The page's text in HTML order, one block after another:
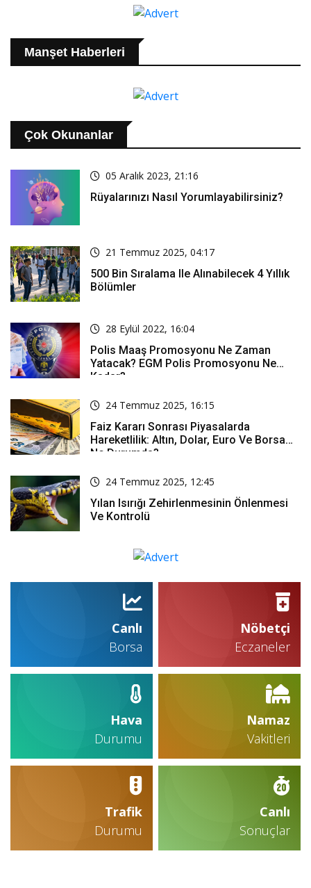
Manşet Haberleri
Çok Okunanlar
05 Aralık 2023, 21:16
Rüyalarınızı Nasıl Yorumlayabilirsiniz?
21 Temmuz 2025, 04:17
500 Bin Sıralama Ile Alınabilecek 4 Yıllık
Bölümler
28 Eylül 2022, 16:04
Polis Maaş Promosyonu Ne Zaman
Yatacak? EGM Polis Promosyonu Ne
Kadar?
24 Temmuz 2025, 16:15
Faiz Kararı Sonrası Piyasalarda
Hareketlilik: Altın, Dolar, Euro Ve Borsa
Ne Durumda?
24 Temmuz 2025, 12:45
Yılan Isırığı Zehirlenmesinin Önlenmesi
Ve Kontrolü
Canlı
Borsa
Nöbetçi
Eczaneler
Hava
Durumu
Namaz
Vakitleri
Trafik
Durumu
Canlı
Sonuçlar